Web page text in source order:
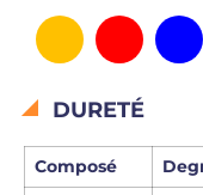
DURETÉ
Composé